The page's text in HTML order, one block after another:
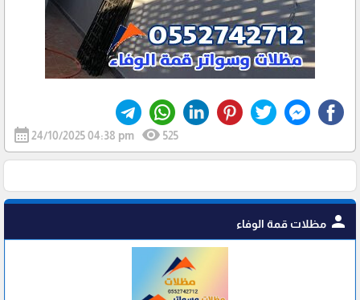
calendar_month24/10/2025 04:38 pm visibility 525
person مظلات قمة الوفاء